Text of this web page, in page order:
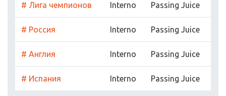
# Лига чемпионов Interno Passing Juice
# Россия Interno Passing Juice
# Англия Interno Passing Juice
# Испания Interno Passing Juice